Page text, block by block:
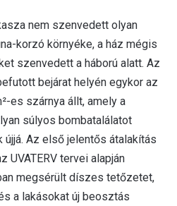
nem szenvedett olyan
korzó környéke, a ház mégis
szenvedett a háború alatt. Az
bejárat helyén egykor az
es szárnya állt, amely a
súlyos bombatalálatot
Az első jelentős átalakítás
UVATERV tervei alapján
megsérült díszes tetőzetet,
a lakásokat új beosztás